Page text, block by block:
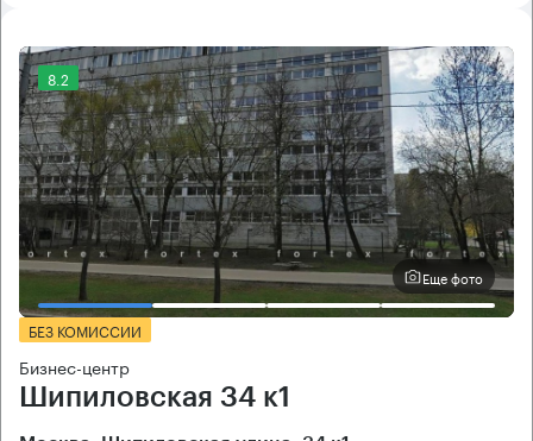
8.2
Еще фото
БЕЗ КОМИССИИ
Бизнес-центр
Шипиловская 34 к1